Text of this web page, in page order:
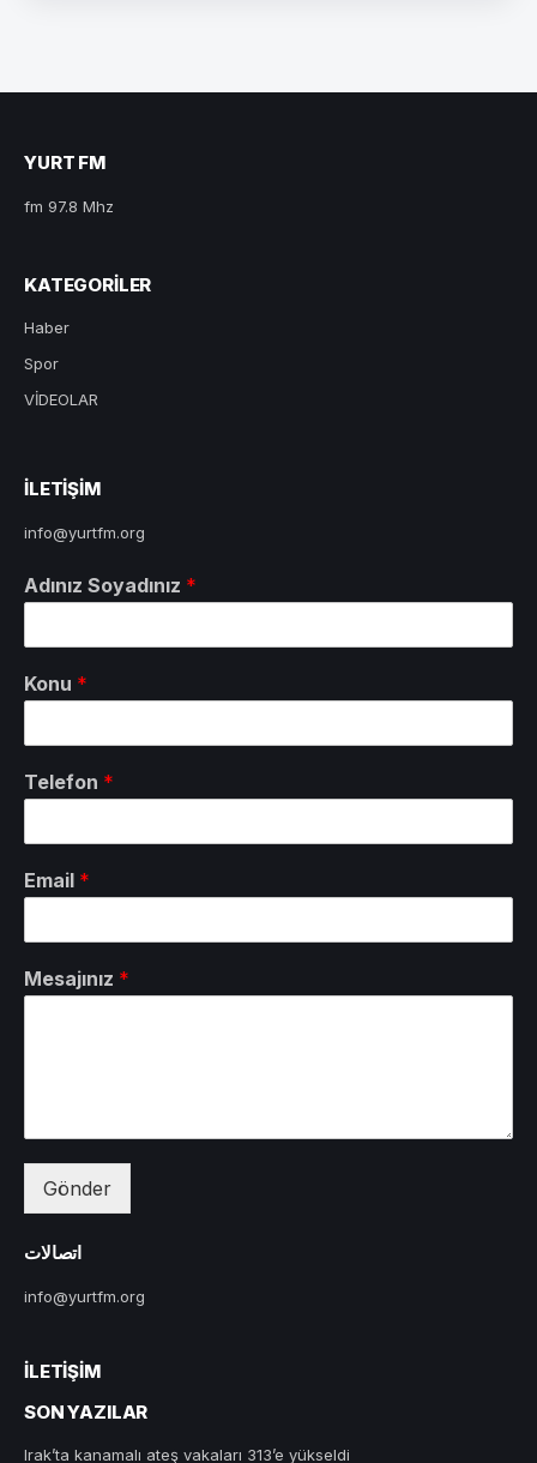
YURT FM
fm 97.8 Mhz
KATEGORILER
Haber
Spor
VİDEOLAR
ILETIŞIM
info@yurtfm.org
Adınız Soyadınız *
Konu *
Telefon *
Email *
Mesajınız *
Gönder
اتصالات
info@yurtfm.org
İLETIŞIM
SON YAZILAR
Irak’ta kanamalı ateş vakaları 313’e yükseldi